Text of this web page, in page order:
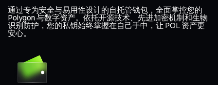
通过专为安全与易用性设计的自托管钱包，全面掌控您的
Polygon 与数字资产。依托开源技术、先进加密机制和生物
识别防护，您的私钥始终掌握在自己手中，让 POL 资产更
安心。